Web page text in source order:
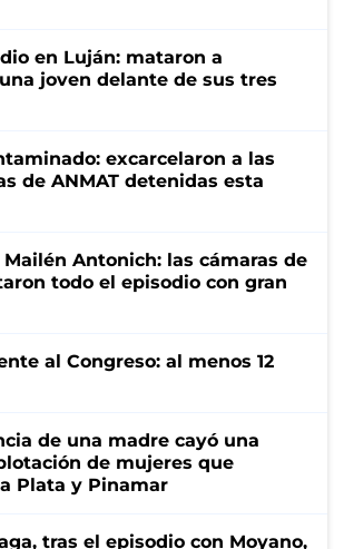
en Luján: mataron a
joven delante de sus tres
excarcelaron a las
de ANMAT detenidas esta
Antonich: las cámaras de
todo el episodio con gran
al Congreso: al menos 12
de una madre cayó una
de mujeres que
Plata y Pinamar
tras el episodio con Moyano,